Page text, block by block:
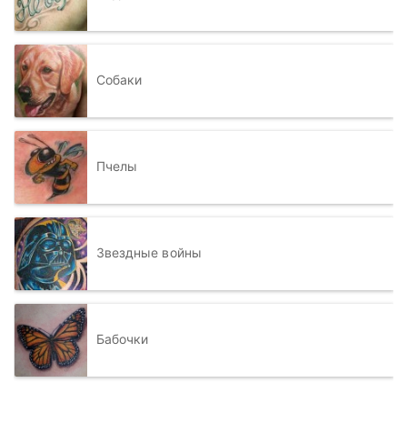
Собаки
Пчелы
Звездные войны
Бабочки